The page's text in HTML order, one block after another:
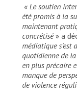
« Le soutien
été promis à la
maintenant
concrétisé » a
médiatique s’est
quotidienne de
en plus précaire
manque de
de violence